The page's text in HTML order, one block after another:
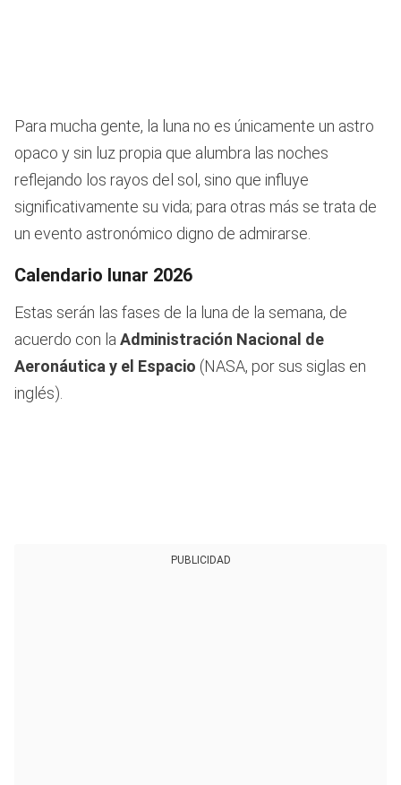
Para mucha gente, la luna no es únicamente un astro
opaco y sin luz propia que alumbra las noches
reflejando los rayos del sol, sino que influye
significativamente su vida; para otras más se trata de
un evento astronómico digno de admirarse.
Calendario lunar 2026
Estas serán las fases de la luna de la semana, de
acuerdo con la Administración Nacional de
Aeronáutica y el Espacio (NASA, por sus siglas en
inglés).
PUBLICIDAD